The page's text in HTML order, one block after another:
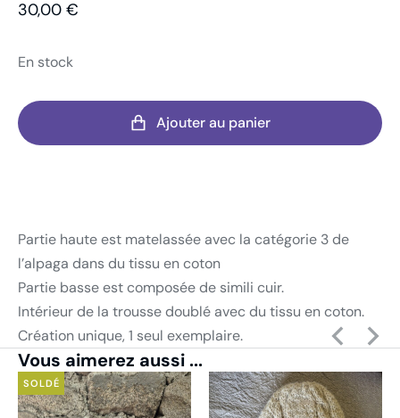
30,00 €
En stock
Ajouter au panier
Partie haute est matelassée avec la catégorie 3 de
l’alpaga dans du tissu en coton
Partie basse est composée de simili cuir.
Intérieur de la trousse doublé avec du tissu en coton.
Création unique, 1 seul exemplaire.
Vous aimerez aussi ...
SOLDÉ